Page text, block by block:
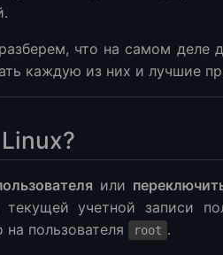
root?
что на самом деле
каждую из них и лучшие
или
учетной записи
на пользователя
root .